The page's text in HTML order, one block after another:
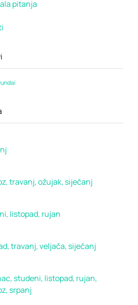
pitanja
travanj ožujak siječanj
listopad rujan
travanj veljača siječanj
studeni listopad rujan
srpanj